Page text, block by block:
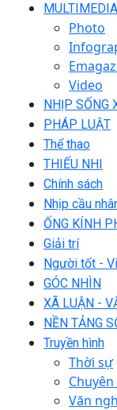
MULTIMEDIA
Photo
Video
NHỊP SỐNG
PHÁP LUẬT
Thể thao
THIẾU NHI
Chính sách
Nhịp cầu
ỐNG KÍNH
Giải trí
Người tốt -
GÓC NHÌN
XÃ LUẬN -
NỀN TẢNG
Truyền hình
Thời sự
Văn